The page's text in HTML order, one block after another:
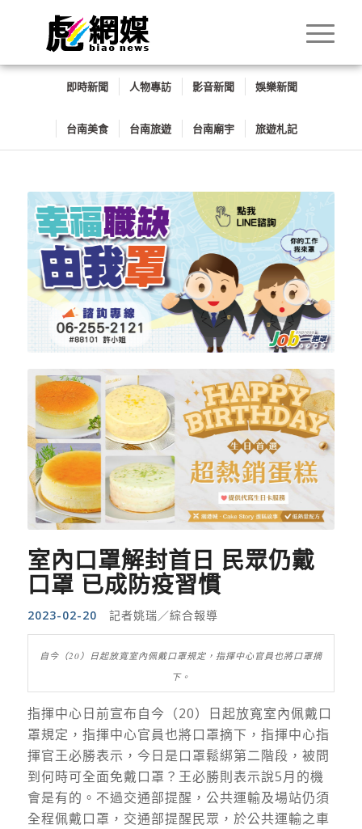
即時新聞 人物專訪 影音新聞 娛樂新聞
台南美食 台南旅遊 台南廟宇 旅遊札記
室內口罩解封首日 民眾仍戴
口罩 已成防疫習慣
2023-02-20 記者姚瑞／綜合報導
自今（20）日起放寬室內佩戴口罩規定，指揮中心官員也將口罩摘
下。
指揮中心日前宣布自今（20）日起放寬室內佩戴口
罩規定，指揮中心官員也將口罩摘下，指揮中心指
揮官王必勝表示，今日是口罩鬆綁第二階段，被問
到何時可全面免戴口罩？王必勝則表示說5月的機
會是有的。不過交通部提醒，公共運輸及場站仍須
全程佩戴口罩，交通部提醒民眾，於公共運輸之車